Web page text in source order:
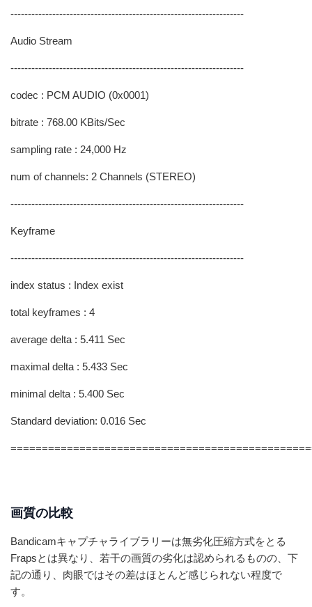
-------------------------------------------------------------------
Audio Stream
-------------------------------------------------------------------
codec : PCM AUDIO (0x0001)
bitrate : 768.00 KBits/Sec
sampling rate : 24,000 Hz
num of channels: 2 Channels (STEREO)
-------------------------------------------------------------------
Keyframe
-------------------------------------------------------------------
index status : Index exist
total keyframes : 4
average delta : 5.411 Sec
maximal delta : 5.433 Sec
minimal delta : 5.400 Sec
Standard deviation: 0.016 Sec
画質の比較
Bandicamキャプチャライブラリーは無劣化圧縮方式をとる
Frapsとは異なり、若干の画質の劣化は認められるものの、下
記の通り、肉眼ではその差はほとんど感じられない程度で
す。